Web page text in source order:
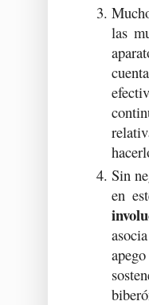
las
Sin
en